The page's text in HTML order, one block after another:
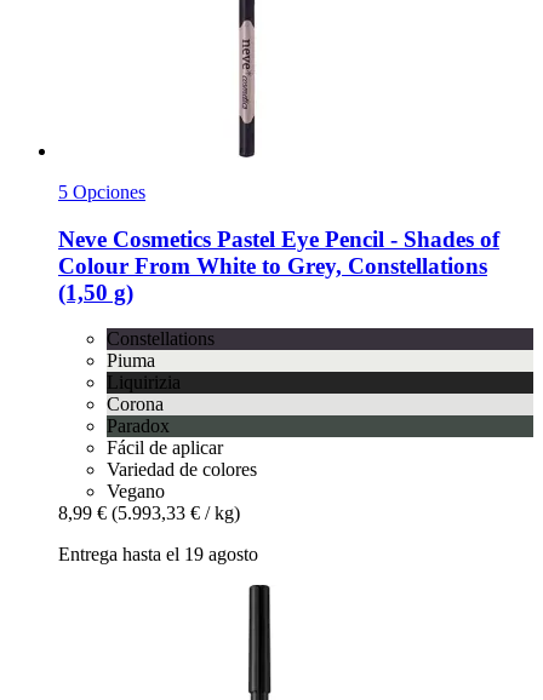
5 Opciones
Neve Cosmetics Pastel Eye Pencil -​ Shades of
Colour From White to Grey, Constellations
(1,50 g)
Constellations
Piuma
Liquirizia
Corona
Paradox
Fácil de aplicar
Variedad de colores
Vegano
8,99 € (5.993,33 € / kg)
Entrega hasta el 19 agosto